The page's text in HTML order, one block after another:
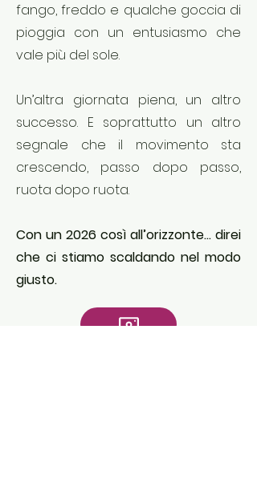
fango, freddo e qualche goccia di
pioggia con un entusiasmo che
vale più del sole.
Un’altra giornata piena, un altro
successo. E soprattutto un altro
segnale che il movimento sta
crescendo, passo dopo passo,
ruota dopo ruota.
Con un 2026 così all’orizzonte… direi
che ci stiamo scaldando nel modo
giusto.